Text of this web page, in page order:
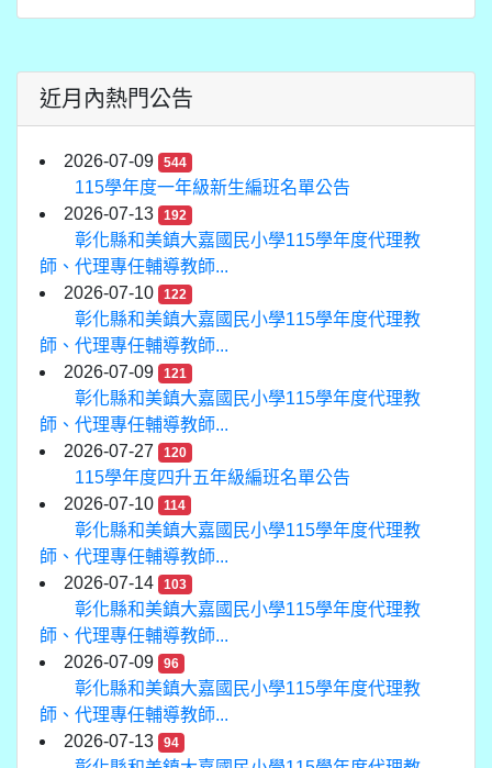
近月內熱門公告
2026-07-09 544
115學年度一年級新生編班名單公告
2026-07-13
192
彰化縣和美鎮大嘉國民小學115學年度代理教
師、代理專任輔導教師...
2026-07-10
122
彰化縣和美鎮大嘉國民小學115學年度代理教
師、代理專任輔導教師...
2026-07-09
121
彰化縣和美鎮大嘉國民小學115學年度代理教
師、代理專任輔導教師...
2026-07-27
120
115學年度四升五年級編班名單公告
2026-07-10
114
彰化縣和美鎮大嘉國民小學115學年度代理教
師、代理專任輔導教師...
2026-07-14
103
彰化縣和美鎮大嘉國民小學115學年度代理教
師、代理專任輔導教師...
2026-07-09
96
彰化縣和美鎮大嘉國民小學115學年度代理教
師、代理專任輔導教師...
2026-07-13
94